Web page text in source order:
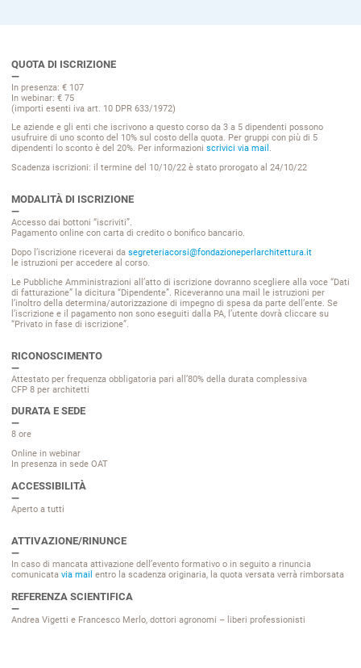
QUOTA DI ISCRIZIONE
In presenza: € 107
In webinar: € 75
(importi esenti iva art. 10 DPR 633/1972)
Le aziende e gli enti che iscrivono a questo corso da 3 a 5 dipendenti possono
usufruire di uno sconto del 10% sul costo della quota. Per gruppi con più di 5
dipendenti lo sconto è del 20%. Per informazioni scrivici via mail .
Scadenza iscrizioni: il termine del 10/10/22 è stato prorogato al 24/10/22
MODALITÀ DI ISCRIZIONE
Accesso dai bottoni “iscriviti”.
Pagamento online con carta di credito o bonifico bancario.
Dopo l’iscrizione riceverai da segreteriacorsi@fondazioneperlarchitettura.it
le istruzioni per accedere al corso.
Le Pubbliche Amministrazioni all’atto di iscrizione dovranno scegliere alla voce “Dati
di fatturazione” la dicitura “Dipendente”. Riceveranno una mail le istruzioni per
l’inoltro della determina/autorizzazione di impegno di spesa da parte dell’ente. Se
l’iscrizione e il pagamento non sono eseguiti dalla PA, l’utente dovrà cliccare su
“Privato in fase di iscrizione”.
RICONOSCIMENTO
Attestato per frequenza obbligatoria pari all’80% della durata complessiva
CFP 8 per architetti
DURATA E SEDE
8 ore
Online in webinar
In presenza in sede OAT
ACCESSIBILITÀ
Aperto a tutti
ATTIVAZIONE/RINUNCE
In caso di mancata attivazione dell’evento formativo o in seguito a rinuncia
comunicata via mail entro la scadenza originaria, la quota versata verrà rimborsata
REFERENZA SCIENTIFICA
Andrea Vigetti e Francesco Merlo, dottori agronomi – liberi professionisti